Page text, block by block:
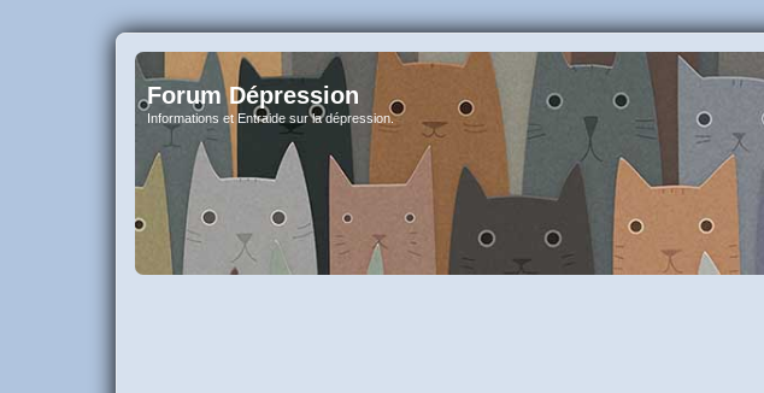
Forum Dépression
Informations et Entraide sur la dépression.